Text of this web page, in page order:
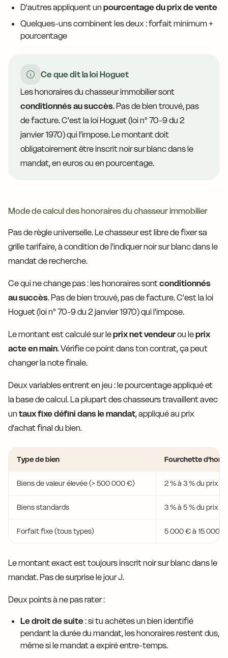
D'autres appliquent un pourcentage du prix de vente
Quelques-uns combinent les deux : forfait minimum +
pourcentage
Ce que dit la loi Hoguet
Les honoraires du chasseur immobilier sont
conditionnés au succès. Pas de bien trouvé, pas
de facture. C'est la loi Hoguet (loi n° 70-9 du 2
janvier 1970) qui l'impose. Le montant doit
obligatoirement être inscrit noir sur blanc dans le
mandat, en euros ou en pourcentage.
Mode de calcul des honoraires du chasseur immobilier
Pas de règle universelle. Le chasseur est libre de fixer sa
grille tarifaire, à condition de l'indiquer noir sur blanc dans le
mandat de recherche.
Ce qui ne change pas : les honoraires sontconditionnés
au succès. Pas de bien trouvé, pas de facture. C'est la loi
Hoguet (loi n° 70-9 du 2 janvier 1970) qui l'impose.
Le montant est calculé sur leprix net vendeurou leprix
acte en main. Vérifie ce point dans ton contrat, ça peut
changer la note finale.
Deux variables entrent en jeu : le pourcentage appliqué et
la base de calcul. La plupart des chasseurs travaillent avec
un taux fixe défini dans le mandat, appliqué au prix
d'achat final du bien.
Type de bien Fourchette
Biens de valeur élevée (> 500 000 €) 2 % à 3 % du prix
Biens standards 3 % à 5 % du prix
Forfait fixe (tous types) 5 000 € à 15 000 €
Le montant exact est toujours inscrit noir sur blanc dans le
mandat. Pas de surprise le jour J.
Deux points à ne pas rater :
Le droit de suite: si tu achètes un bien identifié
pendant la durée du mandat, les honoraires restent dus,
même si le mandat a expiré entre-temps.